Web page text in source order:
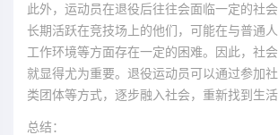
此外，运动员在退役后往往会面临一定的社
长期活跃在竞技场上的他们，可能在与普通
工作环境等方面存在一定的困难。因此，社
就显得尤为重要。退役运动员可以通过参加
类团体等方式，逐步融入社会，重新找到生活
总结：